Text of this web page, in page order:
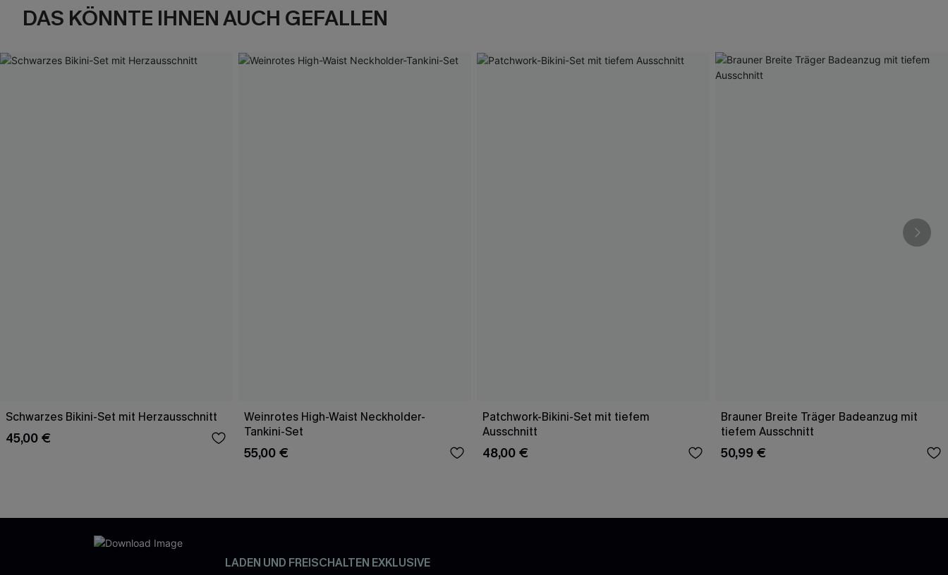
DAS KÖNNTE IHNEN AUCH GEFALLEN
Schwarzes Bikini-Set mit Herzausschnitt
45,00 €
Weinrotes High-Waist Neckholder-
Tankini-Set
55,00 €
Patchwork-Bikini-Set mit tiefem
Ausschnitt
48,00 €
Brauner Breite Träger Badeanzug mit
tiefem Ausschnitt
50,99 €
LADEN UND FREISCHALTEN EXKLUSIVE